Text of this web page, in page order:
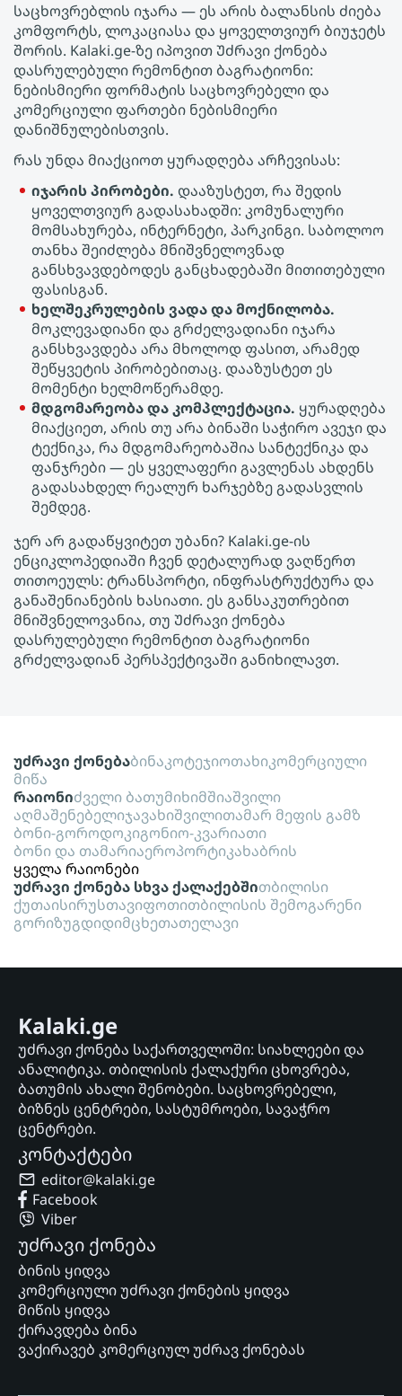
საცხოვრებლის იჯარა — ეს არის ბალანსის ძიება
კომფორტს, ლოკაციასა და ყოველთვიურ ბიუჯეტს
შორის. Kalaki.ge-ზე იპოვით Უძრავი ქონება
დასრულებული რემონტით ბაგრატიონი:
ნებისმიერი ფორმატის საცხოვრებელი და
კომერციული ფართები ნებისმიერი
დანიშნულებისთვის.
რას უნდა მიაქციოთ ყურადღება არჩევისას:
იჯარის პირობები. დააზუსტეთ, რა შედის
ყოველთვიურ გადასახადში: კომუნალური
მომსახურება, ინტერნეტი, პარკინგი. საბოლოო
თანხა შეიძლება მნიშვნელოვნად
განსხვავდებოდეს განცხადებაში მითითებული
ფასისგან.
ხელშეკრულების ვადა და მოქნილობა.
მოკლევადიანი და გრძელვადიანი იჯარა
განსხვავდება არა მხოლოდ ფასით, არამედ
შეწყვეტის პირობებითაც. დააზუსტეთ ეს
მომენტი ხელმოწერამდე.
მდგომარეობა და კომპლექტაცია. ყურადღება
მიაქციეთ, არის თუ არა ბინაში საჭირო ავეჯი და
ტექნიკა, რა მდგომარეობაშია სანტექნიკა და
ფანჯრები — ეს ყველაფერი გავლენას ახდენს
გადასახდელ რეალურ ხარჯებზე გადასვლის
შემდეგ.
ჯერ არ გადაწყვიტეთ უბანი? Kalaki.ge-ის
ენციკლოპედიაში ჩვენ დეტალურად ვაღწერთ
თითოეულს: ტრანსპორტი, ინფრასტრუქტურა და
განაშენიანების ხასიათი. ეს განსაკუთრებით
მნიშვნელოვანია, თუ Უძრავი ქონება
დასრულებული რემონტით ბაგრატიონი
გრძელვადიან პერსპექტივაში განიხილავთ.
უძრავი ქონებაბინაკოტეჯიოთახიკომერციული
მიწა
რაიონიძველი ბათუმიხიმშიაშვილი
აღმაშენებელიჯავახიშვილითამარ მეფის გამზ
ბონი-გოროდოკიგონიო-კვარიათი
ბონი და თამარიაეროპორტიკახაბრის
ყველა რაიონები
უძრავი ქონება სხვა ქალაქებშითბილისი
ქუთაისირუსთავიფოთითბილისის შემოგარენი
გორიზუგდიდიმცხეთათელავი
Kalaki.ge
უძრავი ქონება საქართველოში: სიახლეები და
ანალიტიკა. თბილისის ქალაქური ცხოვრება,
ბათუმის ახალი შენობები. საცხოვრებელი,
ბიზნეს ცენტრები, სასტუმროები, სავაჭრო
ცენტრები.
კონტაქტები
editor@kalaki.ge
Facebook
Viber
უძრავი ქონება
ბინის ყიდვა
კომერციული უძრავი ქონების ყიდვა
მიწის ყიდვა
ქირავდება ბინა
ვაქირავებ კომერციულ უძრავ ქონებას